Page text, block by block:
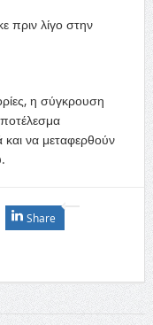
πριν λίγο στην
η σύγκρουση
και να μεταφερθούν
Share